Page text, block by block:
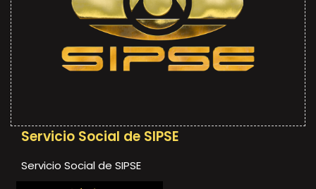
Servicio Social de SIPSE
Servicio Social de SIPSE